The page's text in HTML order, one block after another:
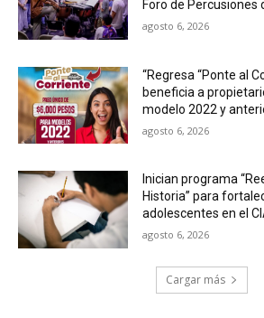
Foro de Percusiones
agosto 6, 2026
“Regresa “Ponte al
beneficia a
modelo 2022 y
agosto 6, 2026
Inician programa
Historia” para
adolescentes en el
agosto 6, 2026
Cargar más